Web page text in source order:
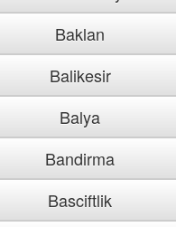
Baklan
Balikesir
Balya
Bandirma
Basciftlik